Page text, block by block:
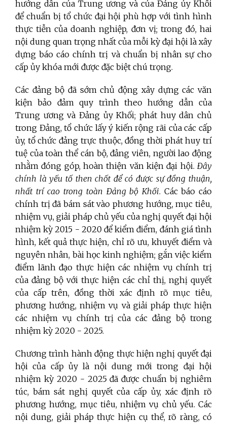
hướng dẫn của Trung ương và của Đảng ủy Khối
để chuẩn bị tổ chức đại hội phù hợp với tình hình
thực tiễn của doanh nghiệp, đơn vị; trong đó, hai
nội dung quan trọng nhất của mỗi kỳ đại hội là xây
dựng báo cáo chính trị và chuẩn bị nhân sự cho
cấp ủy khóa mới được đặc biệt chú trọng.
Các đảng bộ đã sớm chủ động xây dựng các văn
kiện bảo đảm quy trình theo hướng dẫn của
Trung ương và Đảng ủy Khối; phát huy dân chủ
trong Đảng, tổ chức lấy ý kiến rộng rãi của các cấp
ủy, tổ chức đảng trực thuộc, đồng thời phát huy trí
tuệ của toàn thể cán bộ, đảng viên, người lao động
nhằm đóng góp, hoàn thiện văn kiện đại hội. Đây
chính là yếu tố then chốt để có được sự đồng thuận,
nhất trí cao trong toàn Đảng bộ Khối. Các báo cáo
chính trị đã bám sát vào phương hướng, mục tiêu,
nhiệm vụ, giải pháp chủ yếu của nghị quyết đại hội
nhiệm kỳ 2015 - 2020 để kiểm điểm, đánh giá tình
hình, kết quả thực hiện, chỉ rõ ưu, khuyết điểm và
nguyên nhân, bài học kinh nghiệm; gắn việc kiểm
điểm lãnh đạo thực hiện các nhiệm vụ chính trị
của đảng bộ với thực hiện các chỉ thị, nghị quyết
của cấp trên, đồng thời xác định rõ mục tiêu,
phương hướng, nhiệm vụ và giải pháp thực hiện
các nhiệm vụ chính trị của các đảng bộ trong
nhiệm kỳ 2020 - 2025.
Chương trình hành động thực hiện nghị quyết đại
hội của cấp ủy là nội dung mới trong đại hội
nhiệm kỳ 2020 - 2025 đã được chuẩn bị nghiêm
túc, bám sát nghị quyết của cấp ủy, xác định rõ
phương hướng, mục tiêu, nhiệm vụ chủ yếu. Các
nội dung, giải pháp thực hiện cụ thể, rõ ràng, có